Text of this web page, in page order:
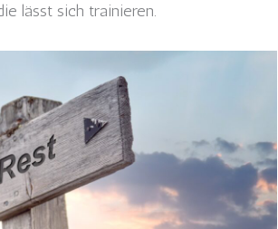
lässt sich trainieren.